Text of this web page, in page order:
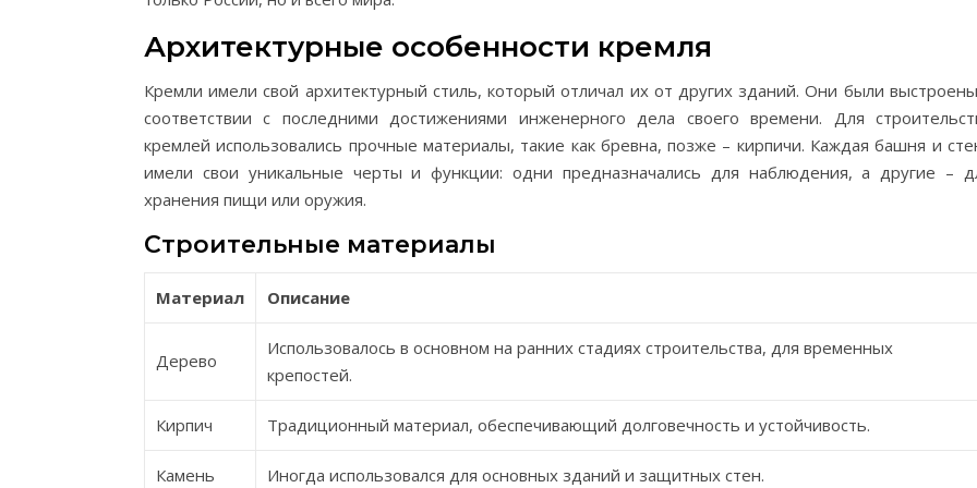
Архитектурные особенности кремля
Кремли имели свой архитектурный стиль, который отличал их от других зданий. Они были
соответствии с последними достижениями инженерного дела своего времени. Для
кремлей использовались прочные материалы, такие как бревна, позже – кирпичи. Каждая башня и
имели свои уникальные черты и функции: одни предназначались для наблюдения, а другие –
хранения пищи или оружия.
Строительные материалы
Материал Описание
Дерево
Использовалось в основном на ранних стадиях строительства, для временных
крепостей.
Кирпич Традиционный материал, обеспечивающий долговечность и устойчивость.
Камень Иногда использовался для основных зданий и защитных стен.